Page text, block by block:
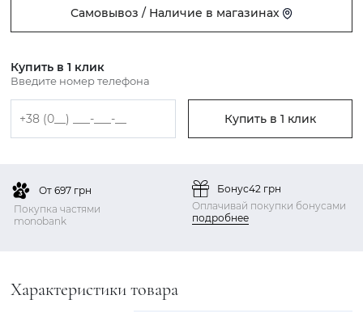
Самовывоз / Наличие в магазинах
Купить в 1 клик
Введите номер телефона
Купить в 1 клик
От 697 грн
Покупка частями
monobank
Бонус42 грн
Оплачивай покупки бонусами
подробнее
Характеристики товара